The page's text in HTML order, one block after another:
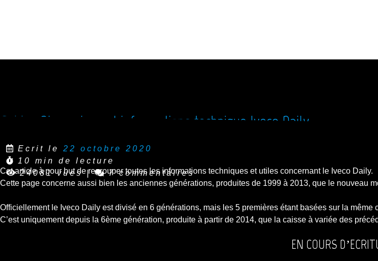
Guide : Dimensions et informations technique Iveco Daily
Ecrit le 22 octobre 2020
10 min de lecture
24081 vues
| 7 commentaires
Cet article à pour but de regrouper toutes les informations techniques et utiles concernant le Iveco Daily.
Cette page concerne aussi bien les anciennes générations, produites de 1999 à 2013, que le nouveau
Officiellement le Iveco Daily est divisé en 6 générations, mais les 5 premières étant basées sur la
C’est uniquement depuis la 6ème génération, produite à partir de 2014, que la caisse à variée des
EN COURS